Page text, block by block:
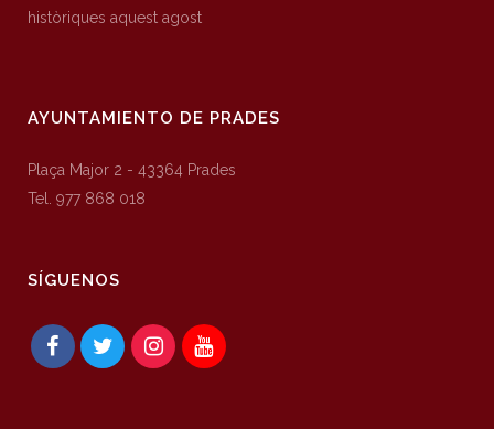
històriques aquest agost
AYUNTAMIENTO DE PRADES
Plaça Major 2 - 43364 Prades
Tel. 977 868 018
SÍGUENOS